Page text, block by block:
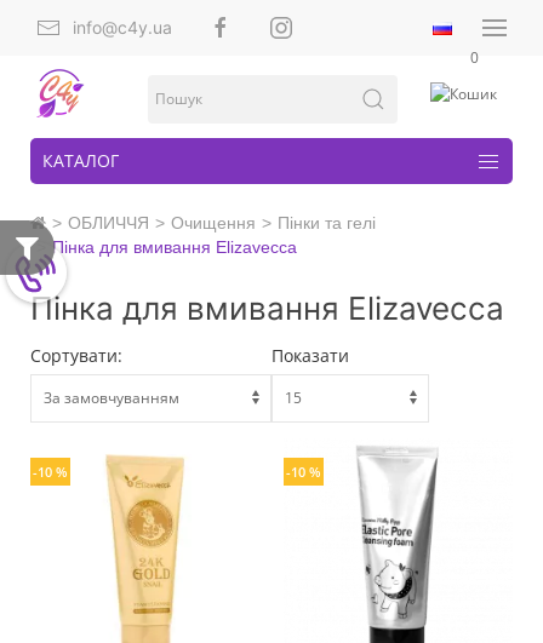
info@c4y.ua
0
КАТАЛОГ
ОБЛИЧЧЯ Очищення
Пінки та гелі
Пінка для вмивання Elizavecca
Пінка для вмивання Elizavecca
Сортувати: Показати
-10 % -10 %